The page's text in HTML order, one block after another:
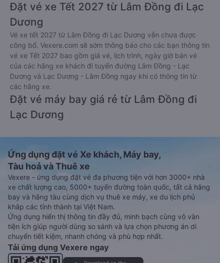
Đặt vé xe Tết 2027 từ Lâm Đồng đi Lạc
Dương
Vé xe tết 2027 từ Lâm Đồng đi Lạc Dương vẫn chưa được
công bố. Vexere.com sẽ sớm thông báo cho các bạn thông tin
vé xe Tết 2027 bao gồm giá vé, lịch trình, ngày giờ bán vé
của các hãng xe khách đi tuyến đường Lâm Đồng - Lạc
Dương và Lạc Dương - Lâm Đồng ngay khi có thông tin từ
các hãng xe.
Đặt vé máy bay giá rẻ từ Lâm Đồng đi
Lạc Dương
Ứng dụng đặt vé Xe khách, Máy bay,
Tàu hoả và Thuê xe
Vexere - ứng dụng đặt vé đa phương tiện với hơn 3000+ nhà
xe chất lượng cao, 5000+ tuyến đường toàn quốc, tất cả hãng
bay và hãng tàu cùng dịch vụ thuê xe máy, xe du lịch phủ
khắp các tỉnh thành tại Việt Nam.
Ứng dụng hiển thị thông tin đầy đủ, minh bạch cùng vô vàn
tiện ích giúp người dùng so sánh và lựa chọn phương án di
chuyển tiết kiệm, nhanh chóng và phù hợp nhất.
Tải ứng dụng Vexere ngay